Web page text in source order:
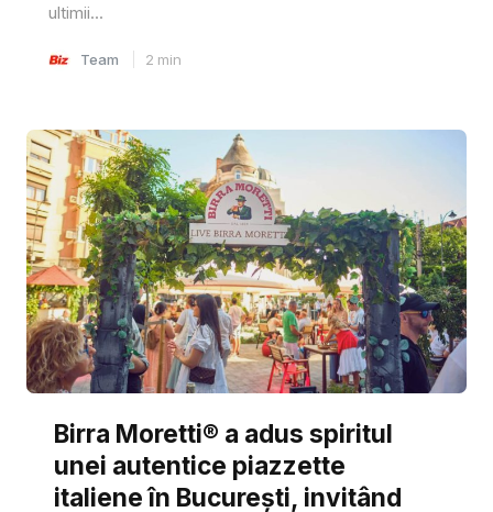
ultimii...
Team 2 min
Birra Moretti® a adus spiritul
unei autentice piazzette
italiene în București, invitând